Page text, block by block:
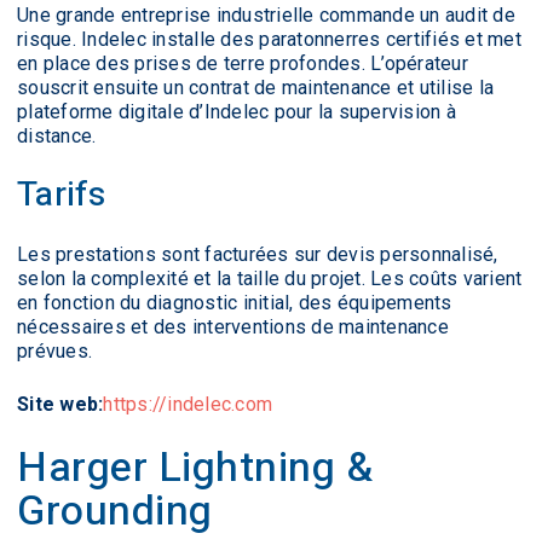
Une grande entreprise industrielle commande un audit de
risque. Indelec installe des paratonnerres certifiés et met
en place des prises de terre profondes. L’opérateur
souscrit ensuite un contrat de maintenance et utilise la
plateforme digitale d’Indelec pour la supervision à
distance.
Tarifs
Les prestations sont facturées sur devis personnalisé,
selon la complexité et la taille du projet. Les coûts varient
en fonction du diagnostic initial, des équipements
nécessaires et des interventions de maintenance
prévues.
Site web:https://indelec.com
Harger Lightning &
Grounding